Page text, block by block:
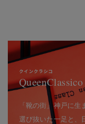
クインクラシコ
QueenClassico
「靴の街」神戸に
選び抜いた一足と、